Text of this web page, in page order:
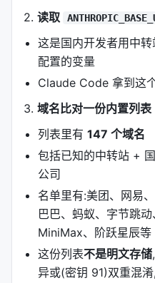
2. 读取
这是国内开发者用中
配置的变量
Claude Code 拿到这
3. 域名比对一份内置列表
列表里有 147 个域名
包括已知的中转站 +
公司
名单里有:美团、网易
巴巴、蚂蚁、字节跳动
MiniMax、阶跃星辰等
这份列表不是明文存储
异或(密钥 91)双重混